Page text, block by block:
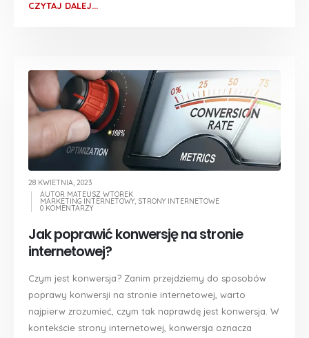
CZYTAJ DALEJ...
28 KWIETNIA, 2023
AUTOR MATEUSZ WTOREK
MARKETING INTERNETOWY, STRONY INTERNETOWE
0 KOMENTARZY
Jak poprawić konwersję na stronie
internetowej?
Czym jest konwersja? Zanim przejdziemy do sposobów
poprawy konwersji na stronie internetowej, warto
najpierw zrozumieć, czym tak naprawdę jest konwersja. W
kontekście strony internetowej, konwersja oznacza